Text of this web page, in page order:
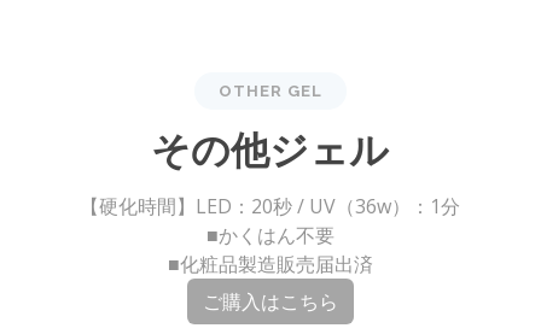
OTHER GEL
その他ジェル
【硬化時間】LED：20秒 / UV（36w）：1分
■かくはん不要
■化粧品製造販売届出済
ご購入はこちら